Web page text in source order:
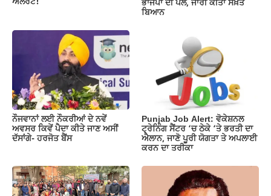
ਭਾਜਪਾ ਦੀ ਪੋਲ, ਜਾਰੀ ਕੀਤਾ ਸਖ਼ਤ
ਬਿਆਨ
ਨੌਜਵਾਨਾਂ ਲਈ ਨੌਕਰੀਆਂ ਦੇ ਨਵੇਂ
ਅਵਸਰ ਕਿਵੇਂ ਪੈਦਾ ਕੀਤੇ ਜਾਣ ਅਸੀਂ
ਦੱਸਾਂਗੇ- ਹਰਜੋਤ ਬੈਂਸ
Punjab Job Alert: ਵੋਕੇਸ਼ਨਲ
ਟ੍ਰੇਨਿੰਗ ਸੈਂਟਰ ‘ਚ ਠੇਕੇ ‘ਤੇ ਭਰਤੀ ਦਾ
ਐਲਾਨ, ਜਾਣੋ ਪੂਰੀ ਯੋਗਤਾ ਤੇ ਅਪਲਾਈ
ਕਰਨ ਦਾ ਤਰੀਕਾ